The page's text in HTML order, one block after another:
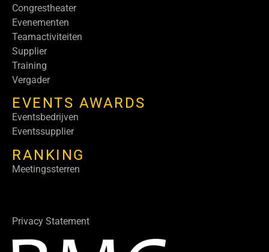
Congrestheater
Evenementen
Teamactiviteiten
Supplier
Training
Vergader
EVENTS AWARDS
Eventsbedrijven
Eventssupplier
RANKING
Meetingssterren
Privacy Statement